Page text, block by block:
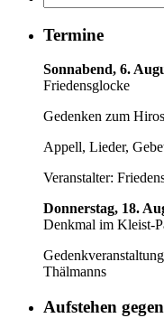
Termine
Sonnabend, 6.
Friedensglocke
Gedenken zum
Appell, Lieder,
Veranstalter:
Donnerstag, 18.
Denkmal im Kleist-
Thälmanns
Aufstehen